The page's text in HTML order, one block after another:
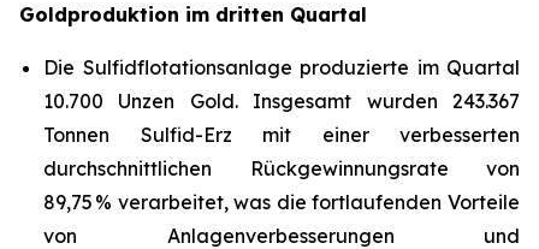
Goldproduktion im dritten Quartal
Die Sulfidflotationsanlage produzierte im Quartal
10.700 Unzen Gold. Insgesamt wurden 243.367
Tonnen Sulfid-Erz mit einer verbesserten
durchschnittlichen Rückgewinnungsrate von
89,75 % verarbeitet, was die fortlaufenden Vorteile
von Anlagenverbesserungen und